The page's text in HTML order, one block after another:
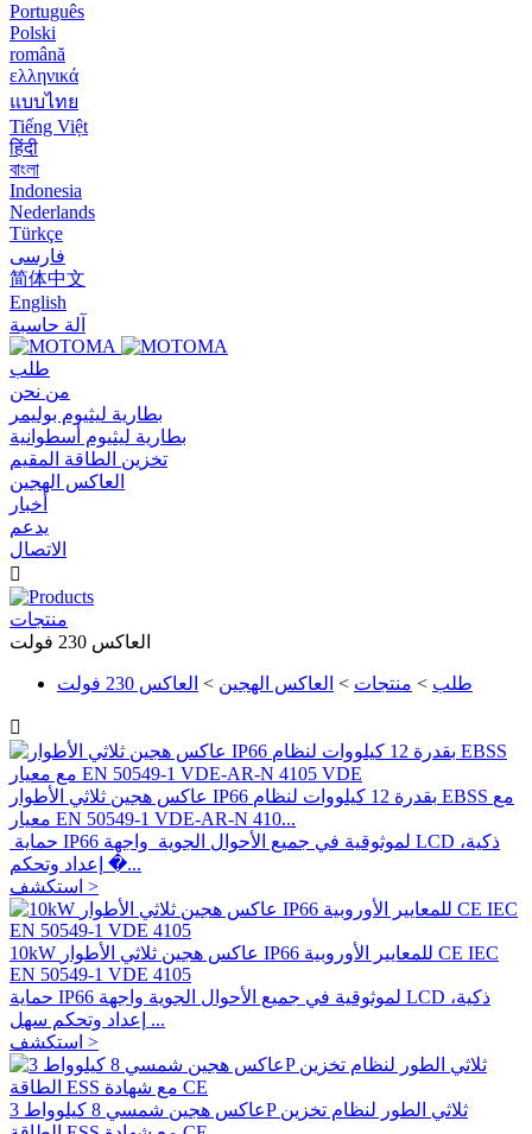
Português
Polski
română
ελληνικά
แบบไทย
Tiếng Việt
हिंदी
বাংলা
Indonesia
Nederlands
Türkçe
فارسی
简体中文
English
آلة حاسبة
طلب
من نحن
بطارية ليثيوم بوليمر
بطارية ليثيوم أسطوانية
تخزين الطاقة المقيم
العاكس الهجين
أخبار
يدعم
الاتصال

منتجات
العاكس 230 فولت
طلب > منتجات > العاكس الهجين > العاكس 230 فولت

عاكس هجين ثلاثي الأطوار IP66 بقدرة 12 كيلووات لنظام EBSS مع
معيار EN 50549-1 VDE-AR-N 410...
إعداد وتحكم �...
استكشف >
10kW عاكس هجين ثلاثي الأطوار IP66 للمعايير الأوروبية CE IEC
EN 50549-1 VDE 4105
حماية IP66 لموثوقية في جميع الأحوال الجوية واجهة LCD ذكية،
إعداد وتحكم سهل ...
استكشف >
عاكس هجين شمسي 8 كيلوواط 3P ثلاثي الطور لنظام تخزين